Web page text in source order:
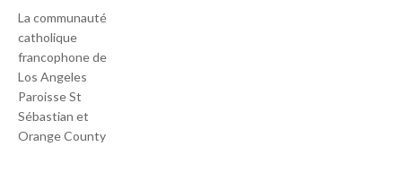
La communauté
catholique
francophone de
Los Angeles
Paroisse St
Sébastian et
Orange County